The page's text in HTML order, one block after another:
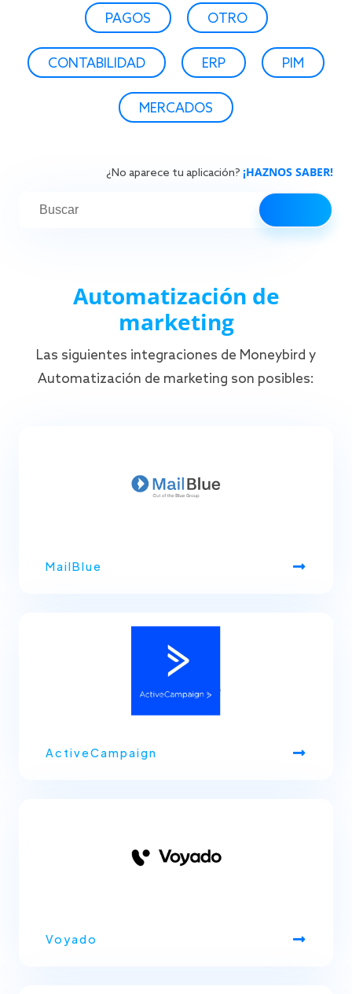
¿No aparece tu aplicación? ¡HAZNOS SABER!
Automatización de
marketing
Las siguientes integraciones de Moneybird y
Automatización de marketing son posibles:
MailBlue
ActiveCampaign
Voyado
PAGOS OTRO
CONTABILIDAD ERP PIM
MERCADOS